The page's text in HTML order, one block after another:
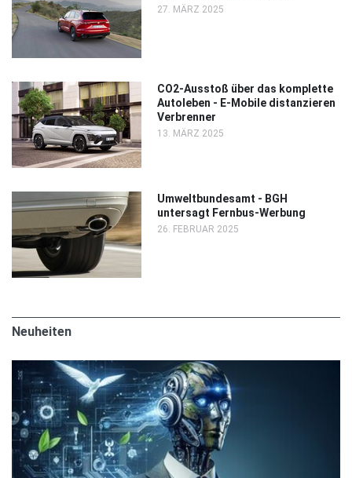
27. MÄRZ 2025
CO2-Ausstoß über das komplette
Autoleben - E-Mobile distanzieren
Verbrenner
13. MÄRZ 2025
Umweltbundesamt - BGH
untersagt Fernbus-Werbung
26. FEBRUAR 2025
Neuheiten